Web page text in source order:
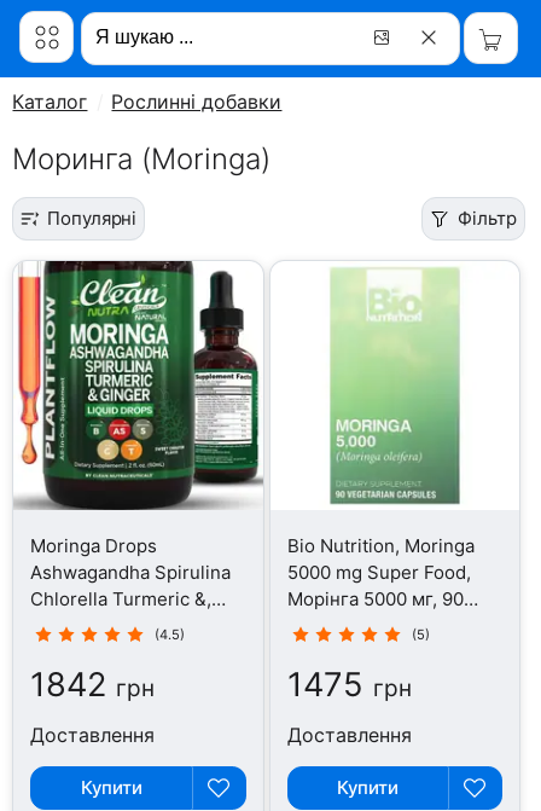
Каталог Рослинні добавки
Моринга (Moringa)
Популярні Фільтр
Moringa Drops
Ashwagandha Spirulina
Chlorella Turmeric &,
Моринга, 60 мл(4.5)
1842 грн
Доставлення
Купити
Bio Nutrition, Moringa
5000 mg Super Food,
Морінга 5000 мг, 90
капсул
(5)
1475 грн
Доставлення
Купити